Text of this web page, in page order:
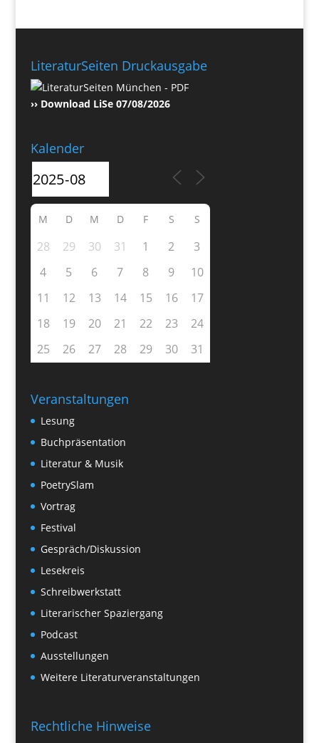
LiteraturSeiten Druckausgabe
›› Download LiSe 07/08/2026
Kalender
M D M D F S S
28 29 30 31 1 2
3
4
5 6 7 8 9
10
11
12 13 14 15 16
17
18
19 20 21 22 23
24
25
26 27 28 29 30 31
Veranstaltungen
Lesung
Buchpräsentation
Literatur & Musik
PoetrySlam
Vortrag
Festival
Gespräch/Diskussion
Lesekreis
Schreibwerkstatt
Literarischer Spaziergang
Podcast
Ausstellungen
Weitere Literaturveranstaltungen
Rechtliche Hinweise